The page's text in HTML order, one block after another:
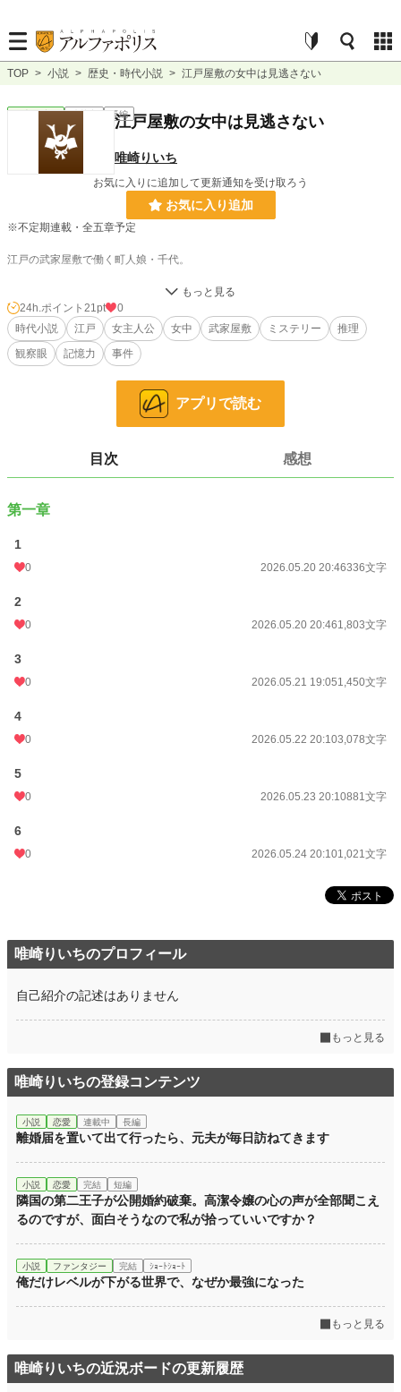
TOP > 小説 > 歴史・時代小説 > 江戸屋敷の女中は見逃さない
歴史・時代 連載中 長編
江戸屋敷の女中は見逃さない
唯崎りいち
お気に入りに追加して更新通知を受け取ろう
お気に入り追加
※不定期連載・全五章予定
江戸の武家屋敷で働く町人娘・千代。
人の顔や物の配置を一度見れば忘れない彼女は、ある日、奥方の大切なかんざし
が消えたことに気づく。
それは、殿から贈られた品。
しかも、荷物の配置は寸分違わず同じ。
消えたのは、かんざしの箱だけ――。
疑いは、朝に仕官を求めて現れた浪人へ向かう。
24h.ポイント
更新日時
初回公開日時
週間ポイント
月間ポイント
累計ポイント
24h.ポイント 21pt
0
時代小説
江戸 女主人公 女中 武家屋敷 ミステリー
推理
観察眼
記憶力 事件
アプリで読む
目次 感想
第一章
1
0 2026.05.20 20:46336文字
2
0 2026.05.20 20:461,803文字
3
0 2026.05.21 19:051,450文字
4
0 2026.05.22 20:103,078文字
5
0 2026.05.23 20:10881文字
6
0 2026.05.24 20:101,021文字
唯崎りいちのプロフィール
自己紹介の記述はありません
もっと見る
唯崎りいちの登録コンテンツ
小説 恋愛 連載中 長編
離婚届を置いて出て行ったら、元夫が毎日訪ねてきます
小説 恋愛 完結 短編
隣国の第二王子が公開婚約破棄。高潔令嬢の心の声が全部聞こえ
るのですが、面白そうなので私が拾っていいですか？
小説 ファンタジー 完結 ｼｮｰﾄｼｮｰﾄ
俺だけレベルが下がる世界で、なぜか最強になった
もっと見る
唯崎りいちの近況ボードの更新履歴